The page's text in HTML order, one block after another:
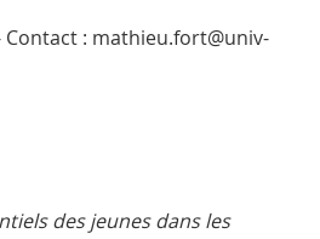
Contact : mathieu.fort@univ-
des jeunes dans les